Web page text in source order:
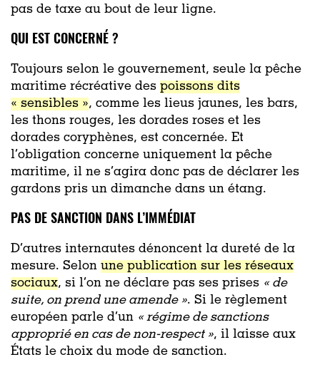
pas de taxe au bout de leur ligne.
QUI EST CONCERNÉ ?
Toujours selon le gouvernement, seule la pêche
maritime récréative des poissons dits
« sensibles », comme les lieus jaunes, les bars,
les thons rouges, les dorades roses et les
dorades coryphènes, est concernée. Et
l’obligation concerne uniquement la pêche
maritime, il ne s’agira donc pas de déclarer les
gardons pris un dimanche dans un étang.
PAS DE SANCTION DANS L’IMMÉDIAT
D’autres internautes dénoncent la dureté de la
mesure. Selon une publication sur les réseaux
sociaux, si l’on ne déclare pas ses prises « de
suite, on prend une amende ». Si le règlement
européen parle d’un «régime de sanctions
approprié en cas de non-respect », il laisse aux
États le choix du mode de sanction.